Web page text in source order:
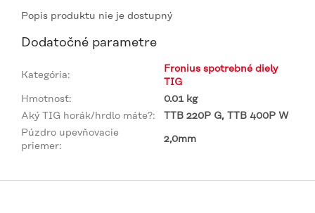
Popis produktu nie je dostupný
Dodatočné parametre
Kategória:
Fronius spotrebné diely
TIG
Hmotnosť:
0.01 kg
Aký TIG horák/hrdlo máte?:
TTB 220P G, TTB 400P W
Púzdro upevňovacie
priemer:
2,0mm